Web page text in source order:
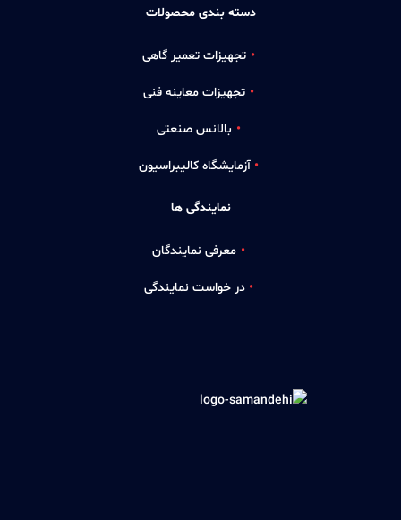
دسته بندی محصولات
تجهیزات تعمیر گاهی
تجهیزات معاینه فنی
بالانس صنعتی
آزمایشگاه کالیبراسیون
نمایندگی ها
معرفی نمایندگان
در خواست نمایندگی